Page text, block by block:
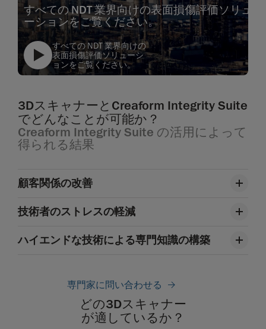
すべての NDT 業界向けの表面損傷評価ソリュ
ーションをご覧ください。
すべての NDT 業界向けの
表面損傷評価ソリューシ
ョンをご覧ください。
3DスキャナーとCreaform Integrity Suite
でどんなことが可能か？
Creaform Integrity Suite の活用によって
得られる結果
顧客関係の改善
技術者のストレスの軽減
ハイエンドな技術による専門知識の構築
専門家に問い合わせる
どの3Dスキャナー
が適しているか？